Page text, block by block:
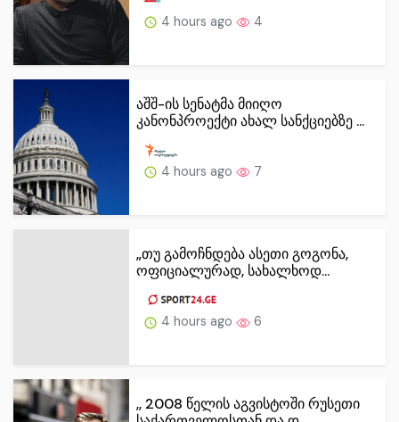
4 hours ago 4
აშშ-ის სენატმა მიიღო
კანონპროექტი ახალ სანქციებზე ...
4 hours ago 7
„თუ გამოჩნდება ასეთი გოგონა,
ოფიციალურად, სახალხოდ...
4 hours ago 6
,, 2008 წელის აგვისტოში რუსეთი